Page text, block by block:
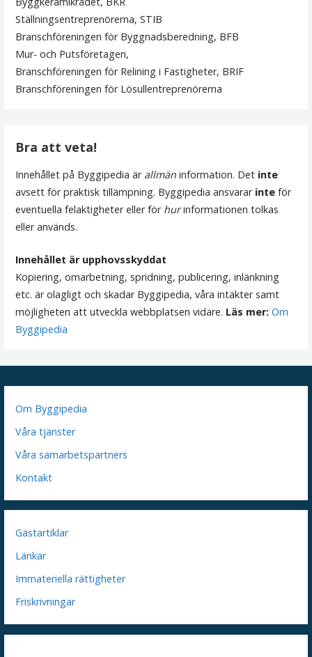
g
n
n
Ställningsentreprenörerna, STIB
Branschföreningen för Byggnadsberedning, BFB
Mur- och Putsföretagen,
Branschföreningen för Relining i Fastigheter, BRIF
Branschföreningen för Lösullentreprenörerna
Bra att veta!
Innehållet på Byggipedia är allmän information. Det inte
avsett för praktisk tillämpning. Byggipedia ansvarar inte för
eventuella felaktigheter eller för hurinformationen tolkas
eller används.
Innehållet är upphovsskyddat
Kopiering, omarbetning, spridning, publicering, inlänkning
etc. är olagligt och skadar Byggipedia, våra intäkter samt
möjligheten att utveckla webbplatsen vidare. Läs mer: Om
Byggipedia
Om Byggipedia
Våra tjänster
Våra samarbetspartners
Kontakt
Gästartiklar
Länkar
Immateriella rättigheter
Friskrivningar